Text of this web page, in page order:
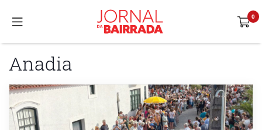
Anadia